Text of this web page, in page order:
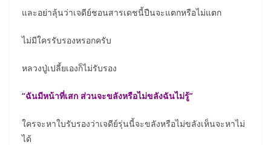
และอย่าลุ้นว่าเจดีย์ชอนสารเดชนี้ปืนจะแตกหรือไม่แตก
ไม่มีใครรับรองหรอกครับ
หลวงปู่เปลี้ยเองก็ไม่รับรอง
“ฉันมีหน้าที่เสก ส่วนจะขลังหรือไม่ขลังฉันไม่รู้”
ใครจะหาใบรับรองว่าเจดีย์รุ่นนี้จะขลังหรือไม่ขลังเห็นจะหาไม่
ได้